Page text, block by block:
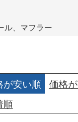
ル、マフラー
が安い順
価格
順